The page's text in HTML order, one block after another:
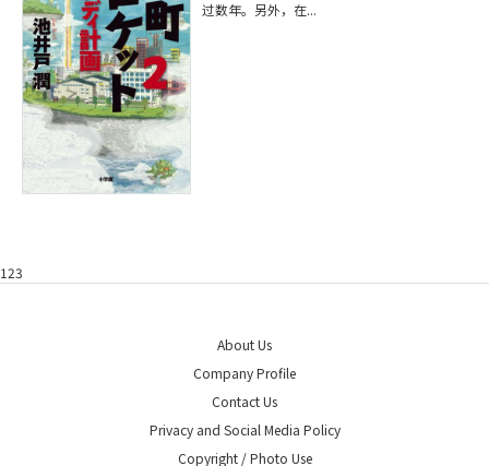
过数年。另外，在...
123
About Us
Company Profile
Contact Us
Privacy and Social Media Policy
Copyright / Photo Use